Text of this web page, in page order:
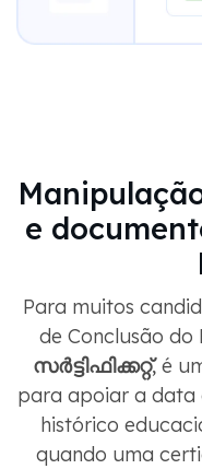
e
Para muitos
de Conclusão do
സർട്ടിഫിക്കറ്റ്, é
para apoiar a data
histórico
quando uma